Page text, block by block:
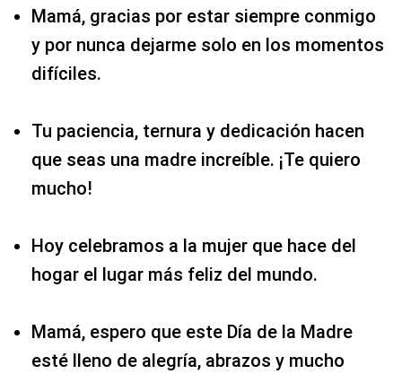
Mamá, gracias por estar siempre conmigo
y por nunca dejarme solo en los momentos
difíciles.
Tu paciencia, ternura y dedicación hacen
que seas una madre increíble. ¡Te quiero
mucho!
Hoy celebramos a la mujer que hace del
hogar el lugar más feliz del mundo.
Mamá, espero que este Día de la Madre
esté lleno de alegría, abrazos y mucho